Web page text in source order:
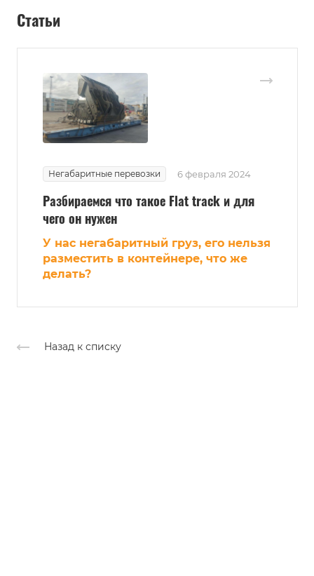
Статьи
Негабаритные перевозки 6 февраля 2024
Разбираемся что такое Flat track и для
чего он нужен
У нас негабаритный груз, его нельзя
разместить в контейнере, что же
делать?
Назад к списку